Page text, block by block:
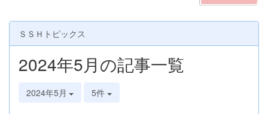
ＳＳＨトピックス
2024年5月の記事一覧
2024年5月 5件